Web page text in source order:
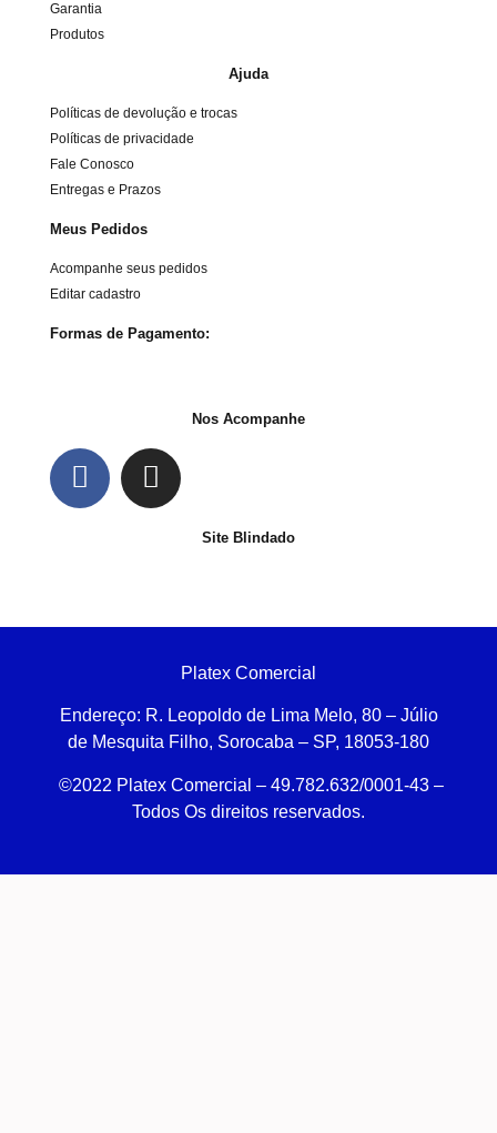
Garantia
Produtos
Ajuda
Políticas de devolução e trocas
Políticas de privacidade
Fale Conosco
Entregas e Prazos
Meus Pedidos
Acompanhe seus pedidos
Editar cadastro
Formas de Pagamento:
Nos Acompanhe
Site Blindado
Platex Comercial
Endereço: R. Leopoldo de Lima Melo, 80 – Júlio
de Mesquita Filho, Sorocaba – SP, 18053-180
©2022 Platex Comercial – 49.782.632/0001-43 –
Todos Os direitos reservados.